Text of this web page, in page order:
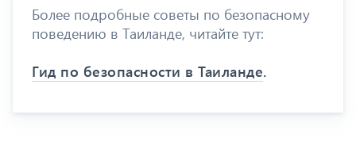
Более подробные советы по безопасному
поведению в Таиланде, читайте тут:
Гид по безопасности в Таиланде.